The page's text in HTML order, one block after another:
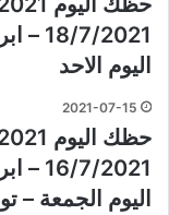
اليوم الاحد
2021-07-15